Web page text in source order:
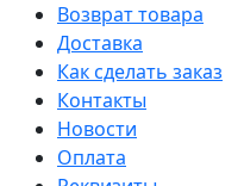
Возврат товара
Доставка
Как сделать заказ
Контакты
Новости
Оплата